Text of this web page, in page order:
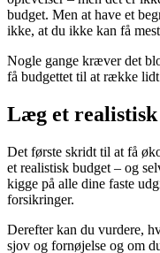
budget. Men at have et
ikke, at du ikke kan få
Nogle gange kræver det
få budgettet til at række
Læg et realistisk
Det første skridt til at få
et realistisk budget – og
kigge på alle dine faste
forsikringer.
Derefter kan du vurdere,
sjov og fornøjelse og om